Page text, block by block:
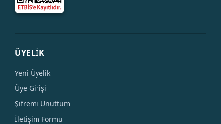
ÜYELİK
Yeni Üyelik
Üye Girişi
Şifremi Unuttum
İletişim Formu